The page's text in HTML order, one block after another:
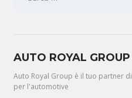
AUTO ROYAL GROUP
Auto Royal Group è il tuo partner
per l'automotive